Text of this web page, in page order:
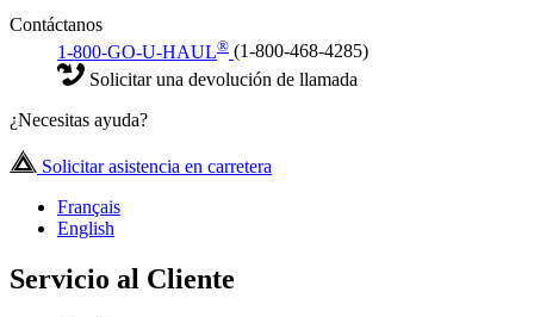
Contáctanos
1-800-GO-U-HAUL® (1-800-468-4285)
Solicitar una devolución de llamada
¿Necesitas ayuda?
Solicitar asistencia en carretera
Français
English
Servicio al Cliente